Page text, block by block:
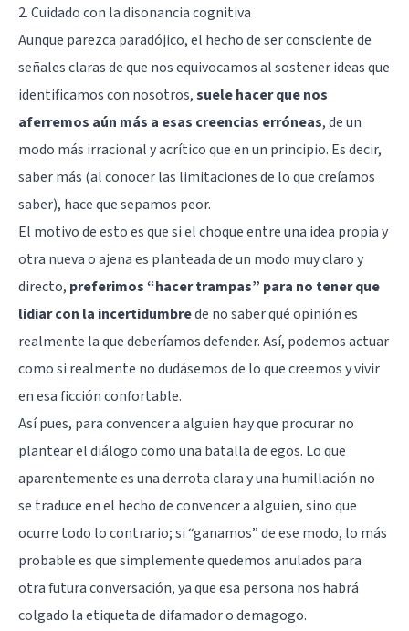
2. Cuidado con la disonancia cognitiva
Aunque parezca paradójico, el hecho de ser consciente de
señales claras de que nos equivocamos al sostener ideas que
identificamos con nosotros,suele hacer que nos
aferremos aún más a esas creencias erróneas, de un
modo más irracional y acrítico que en un principio. Es decir,
saber más (al conocer las limitaciones de lo que creíamos
saber), hace que sepamos peor.
El motivo de esto es que si el choque entre una idea propia y
otra nueva o ajena es planteada de un modo muy claro y
directo, preferimos “hacer trampas” para no tener que
lidiar con la incertidumbrede no saber qué opinión es
realmente la que deberíamos defender. Así, podemos actuar
como si realmente no dudásemos de lo que creemos y vivir
en esa ficción confortable.
Así pues, para convencer a alguien hay que procurar no
plantear el diálogo como una batalla de egos. Lo que
aparentemente es una derrota clara y una humillación no
se traduce en el hecho de convencer a alguien, sino que
ocurre todo lo contrario; si “ganamos” de ese modo, lo más
probable es que simplemente quedemos anulados para
otra futura conversación, ya que esa persona nos habrá
colgado la etiqueta de difamador o demagogo.